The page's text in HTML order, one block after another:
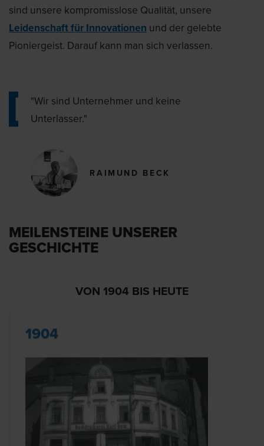
sind unsere kompromisslose Qualität, unsere
Leidenschaft für Innovationen und der gelebte
Pioniergeist. Darauf kann man sich verlassen.
"Wir sind Unternehmer und keine
Unterlasser."
RAIMUND BECK
MEILENSTEINE UNSERER
GESCHICHTE
VON 1904 BIS HEUTE
1904